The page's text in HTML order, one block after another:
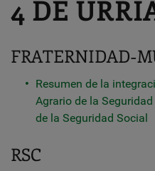
4 DE
FRATERNIDAD-
Resumen de la
Agrario de la
de la Seguridad Social
RSC